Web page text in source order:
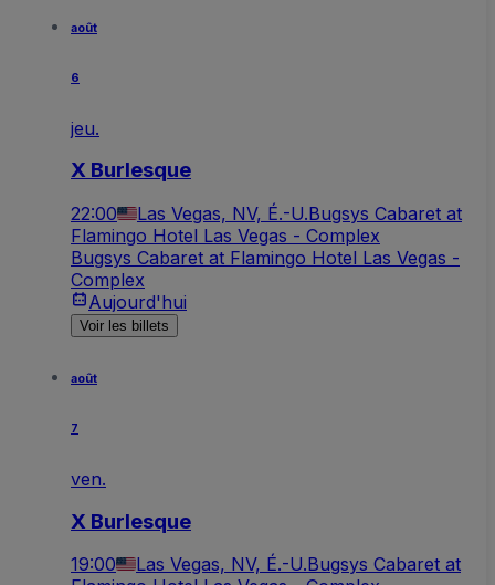
août
6
jeu.
X Burlesque
22:00 Las Vegas, NV, É.-U.Bugsys Cabaret at
Flamingo Hotel Las Vegas - Complex
Bugsys Cabaret at Flamingo Hotel Las Vegas -
Complex
Aujourd'hui
Voir les billets
août
7
ven.
X Burlesque
19:00 Las Vegas, NV, É.-U.Bugsys Cabaret at